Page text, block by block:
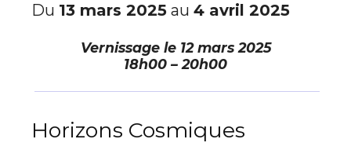
Du 13 mars 2025 au 4 avril 2025
Vernissage le 12 mars 2025
18h00 – 20h00
Horizons Cosmiques